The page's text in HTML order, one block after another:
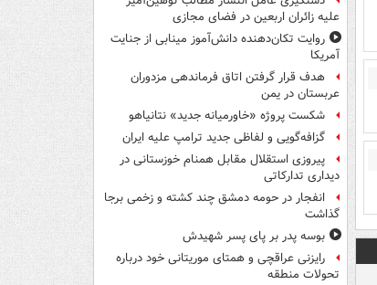
علیه زائران اربعین در فضای مجازی
روایت تکان‌دهنده دانش‌آموز مینابی از جنایت
آمریکا
هدف قرار گرفتن اتاق‌ فرماندهی مزدوران
عربستان در یمن
شکست پروژه «خاورمیانه جدید» نتانیاهو
گزافه‌گویی و لفاظی جدید ترامپ علیه ایران
پیروزی استقلال مقابل همنام خوزستانی در
دیداری تدارکاتی
انفجار در حومه دمشق چند کشته و زخمی برجا
گذاشت
بوسه‌ پدر بر پای پسر شهیدش
رایزنی عراقچی و همتای موریتانی خود درباره
تحولات منطقه